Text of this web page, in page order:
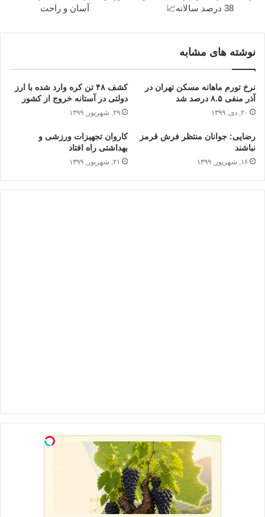
38 درصد سالانه📈
آسان و راحت
نوشته های مشابه
نرخ تورم ماهانه مسکن تهران در
آذر منفی ۸.۵ درصد شد
۲۰, دی, ۱۳۹۹
کشف ۴۸ تن کره وارد شده با ارز
دولتی در آستانه خروج از کشور
۲۹, شهریور, ۱۳۹۹
رضایی: جوانان منتظر فرش قرمز
نباشند
۱۶, شهریور, ۱۳۹۹
کاروان تجهیزات ورزشی و
بهداشتی راه افتاد
۲۱, شهریور, ۱۳۹۹